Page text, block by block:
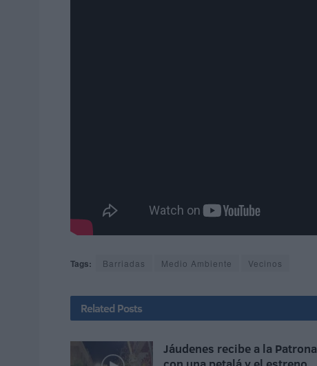
Tags: Barriadas Medio Ambiente Vecinos
Related Posts
Jáudenes recibe a la Patrona